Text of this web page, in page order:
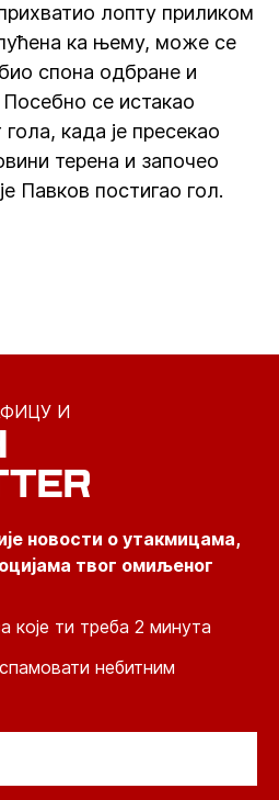
лопту приликом
ка њему, може се
спона одбране и
се истакао
када је пресекао
терена и започео
Павков постигао гол.
И
новости о утакмицама,
твог омиљеног
које ти треба 2 минута
небитним